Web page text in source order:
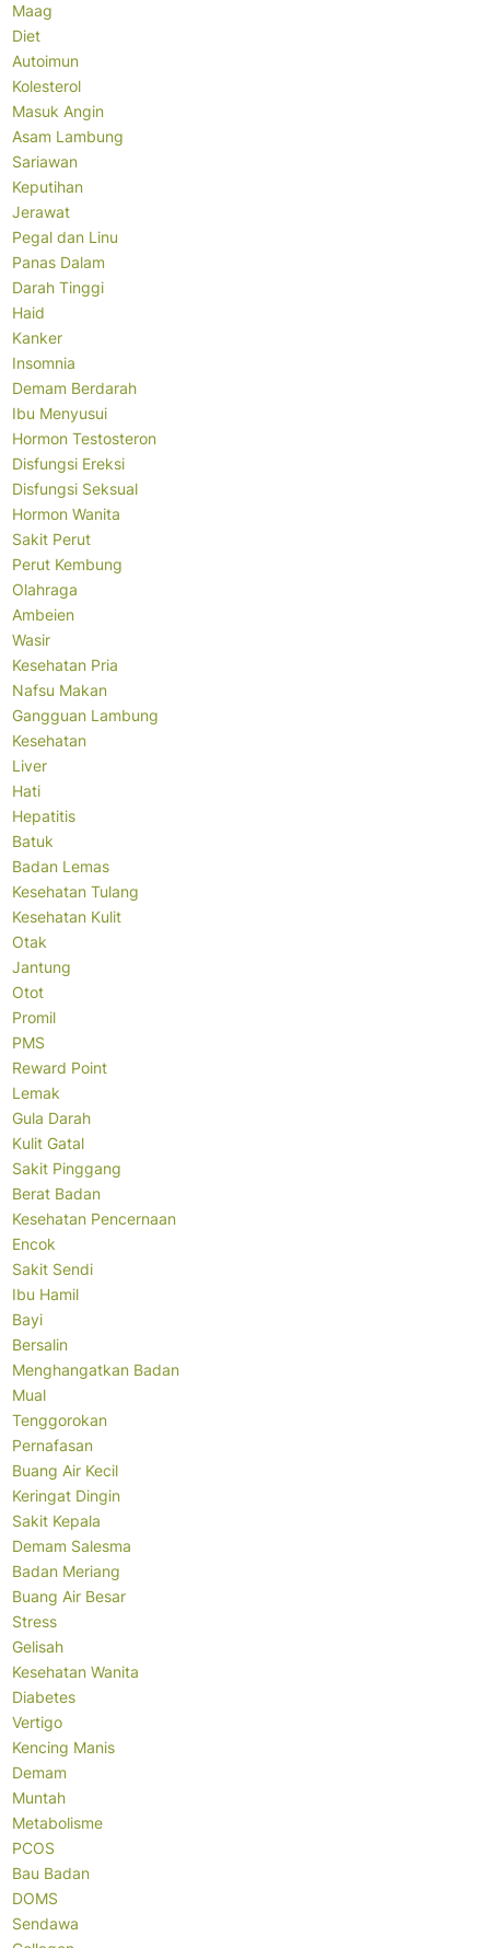
Maag
Diet
Autoimun
Kolesterol
Masuk Angin
Asam Lambung
Sariawan
Keputihan
Jerawat
Pegal dan Linu
Panas Dalam
Darah Tinggi
Haid
Kanker
Insomnia
Demam Berdarah
Ibu Menyusui
Hormon Testosteron
Disfungsi Ereksi
Disfungsi Seksual
Hormon Wanita
Sakit Perut
Perut Kembung
Olahraga
Ambeien
Wasir
Kesehatan Pria
Nafsu Makan
Gangguan Lambung
Kesehatan
Liver
Hati
Hepatitis
Batuk
Badan Lemas
Kesehatan Tulang
Kesehatan Kulit
Otak
Jantung
Otot
Promil
PMS
Reward Point
Lemak
Gula Darah
Kulit Gatal
Sakit Pinggang
Berat Badan
Kesehatan Pencernaan
Encok
Sakit Sendi
Ibu Hamil
Bayi
Bersalin
Menghangatkan Badan
Mual
Tenggorokan
Pernafasan
Buang Air Kecil
Keringat Dingin
Sakit Kepala
Demam Salesma
Badan Meriang
Buang Air Besar
Stress
Gelisah
Kesehatan Wanita
Diabetes
Vertigo
Kencing Manis
Demam
Muntah
Metabolisme
PCOS
Bau Badan
DOMS
Sendawa